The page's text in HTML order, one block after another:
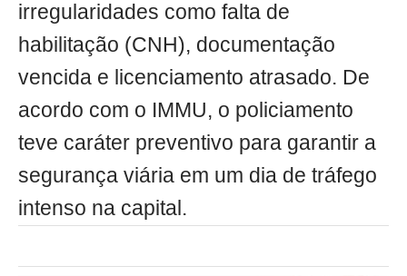
irregularidades como falta de
habilitação (CNH), documentação
vencida e licenciamento atrasado. De
acordo com o IMMU, o policiamento
teve caráter preventivo para garantir a
segurança viária em um dia de tráfego
intenso na capital.